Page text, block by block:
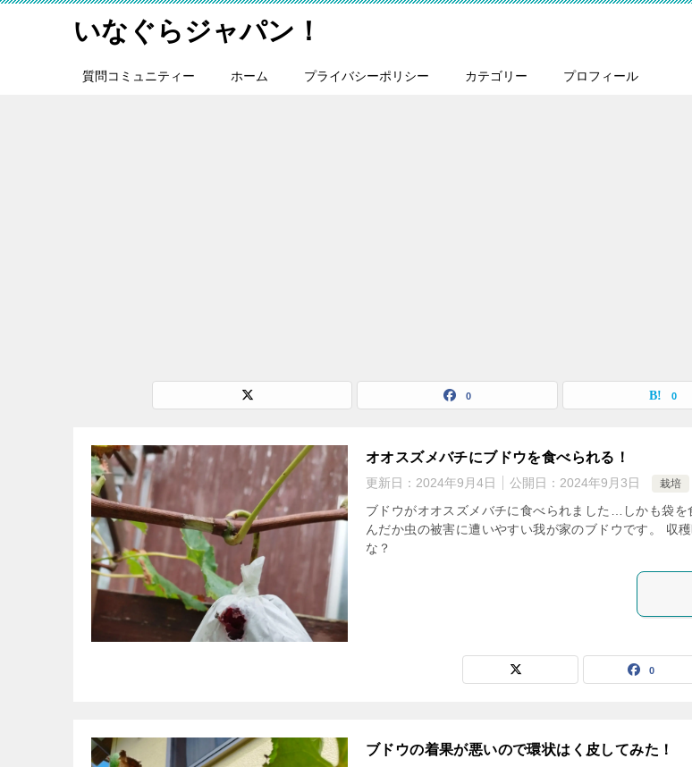
いなぐらジャパン！
質問コミュニティー ホーム プライバシーポリシー カテゴリー プロフィール
0 0
オオスズメバチにブドウを食べられる！
更新日： 2024年9月4日 公開日： 2024年9月3日 栽培
ブドウがオオスズメバチに食べられました…しかも袋を
んだか虫の被害に遭いやすい我が家のブドウです。 収
な？
0
ブドウの着果が悪いので環状はく皮してみた！